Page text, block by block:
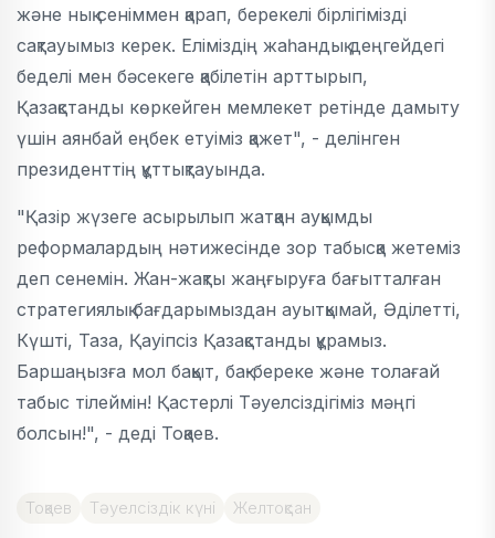
және нық сеніммен қарап, берекелі бірлігімізді
сақтауымыз керек. Еліміздің жаһандық деңгейдегі
беделі мен бәсекеге қабілетін арттырып,
Қазақстанды көркейген мемлекет ретінде дамыту
үшін аянбай еңбек етуіміз қажет", - делінген
президенттің құттықтауында.
"Қазір жүзеге асырылып жатқан ауқымды
реформалардың нәтижесінде зор табысқа жетеміз
деп сенемін. Жан-жақты жаңғыруға бағытталған
стратегиялық бағдарымыздан ауытқымай, Әділетті,
Күшті, Таза, Қауіпсіз Қазақстанды құрамыз.
Баршаңызға мол бақыт, бақ-береке және толағай
табыс тілеймін! Қастерлі Тәуелсіздігіміз мәңгі
болсын!", - деді Тоқаев.
Тоқаев Тәуелсіздік күні Желтоқсан